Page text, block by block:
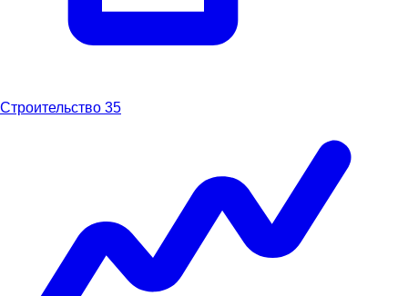
Строительство 35